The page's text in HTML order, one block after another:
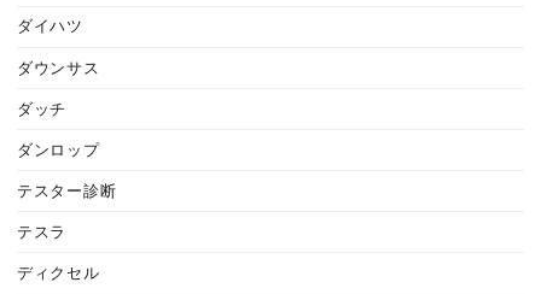
ダイハツ
ダウンサス
ダッチ
ダンロップ
テスター診断
テスラ
ディクセル